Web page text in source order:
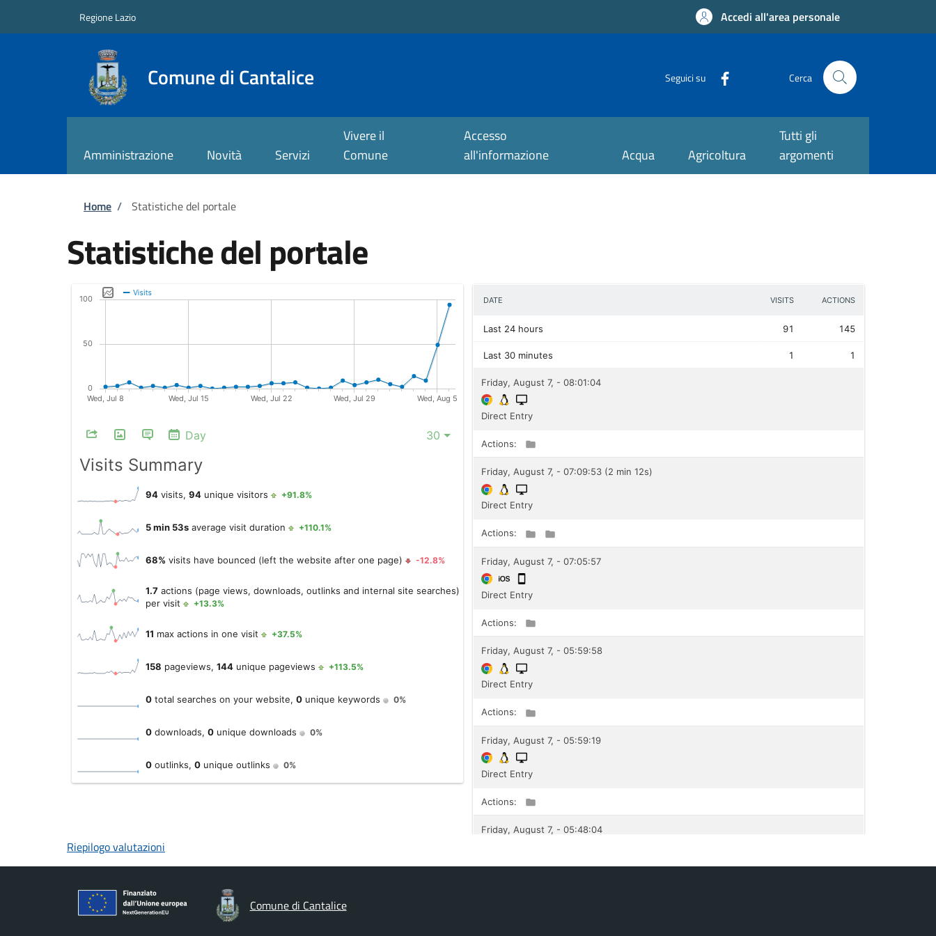
Regione Lazio Accedi all'area personale
Comune di Cantalice Seguici su Cerca
Amministrazione Novità Servizi
Vivere il
Comune
Accesso
all'informazione
Acqua Agricoltura
Tutti gli
argomenti
Briciole di pane
Home / Statistiche del portale
Statistiche del portale
Riepilogo valutazioni
Comune di Cantalice